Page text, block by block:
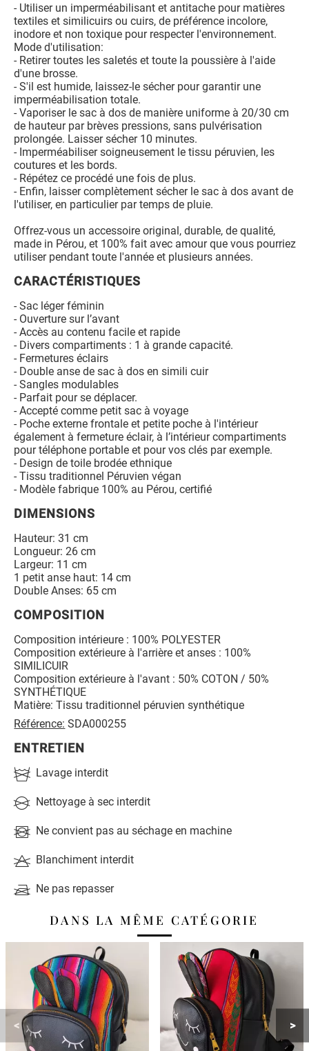
- Utiliser un imperméabilisant et antitache pour matières
textiles et similicuirs ou cuirs, de préférence incolore,
inodore et non toxique pour respecter l'environnement.
Mode d'utilisation:
- Retirer toutes les saletés et toute la poussière à l'aide
d'une brosse.
- S'il est humide, laissez-le sécher pour garantir une
imperméabilisation totale.
- Vaporiser le sac à dos de manière uniforme à 20/30 cm
de hauteur par brèves pressions, sans pulvérisation
prolongée. Laisser sécher 10 minutes.
- Imperméabiliser soigneusement le tissu péruvien, les
coutures et les bords.
- Répétez ce procédé une fois de plus.
- Enfin, laisser complètement sécher le sac à dos avant de
l'utiliser, en particulier par temps de pluie.
Offrez-vous un accessoire original, durable, de qualité,
made in Pérou, et 100% fait avec amour que vous pourriez
utiliser pendant toute l'année et plusieurs années.
CARACTÉRISTIQUES
- Sac léger féminin
- Ouverture sur l’avant
- Accès au contenu facile et rapide
- Divers compartiments : 1 à grande capacité.
- Fermetures éclairs
- Double anse de sac à dos en simili cuir
- Sangles modulables
- Parfait pour se déplacer.
- Accepté comme petit sac à voyage
- Poche externe frontale et petite poche à l'intérieur
également à fermeture éclair, à l’intérieur compartiments
pour téléphone portable et pour vos clés par exemple.
- Design de toile brodée ethnique
- Tissu traditionnel Péruvien végan
- Modèle fabrique 100% au Pérou, certifié
DIMENSIONS
Hauteur: 31 cm
Longueur: 26 cm
Largeur: 11 cm
1 petit anse haut: 14 cm
Double Anses: 65 cm
COMPOSITION
Composition intérieure : 100% POLYESTER
Composition extérieure à l'arrière et anses : 100%
SIMILICUIR
Composition extérieure à l'avant : 50% COTON / 50%
SYNTHÉTIQUE
Matière: Tissu traditionnel péruvien synthétique
Référence: SDA000255
ENTRETIEN
Lavage interdit
Nettoyage à sec interdit
Ne convient pas au séchage en machine
Blanchiment interdit
Ne pas repasser
DANS LA MÊME CATÉGORIE